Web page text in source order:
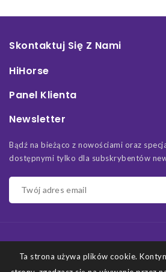
Skontaktuj Się Z Nami
HiHorse
Panel Klienta
Newsletter
Bądź na bieżąco z nowościami oraz
dostępnymi tylko dla subskrybentów
Ta strona używa plików cookie.